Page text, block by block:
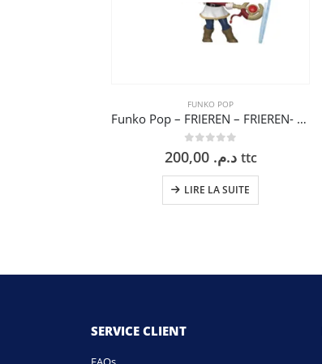
FUNKO POP
Funko Pop – FRIEREN – FRIEREN- 9 cm
0 sur 5د.م. 200,00 ttc
LIRE LA SUITE
SERVICE CLIENT